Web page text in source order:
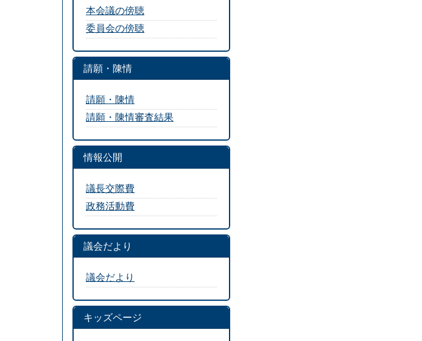
本会議の傍聴
委員会の傍聴
請願・陳情
請願・陳情
請願・陳情審査結果
情報公開
議長交際費
政務活動費
議会だより
議会だより
キッズページ